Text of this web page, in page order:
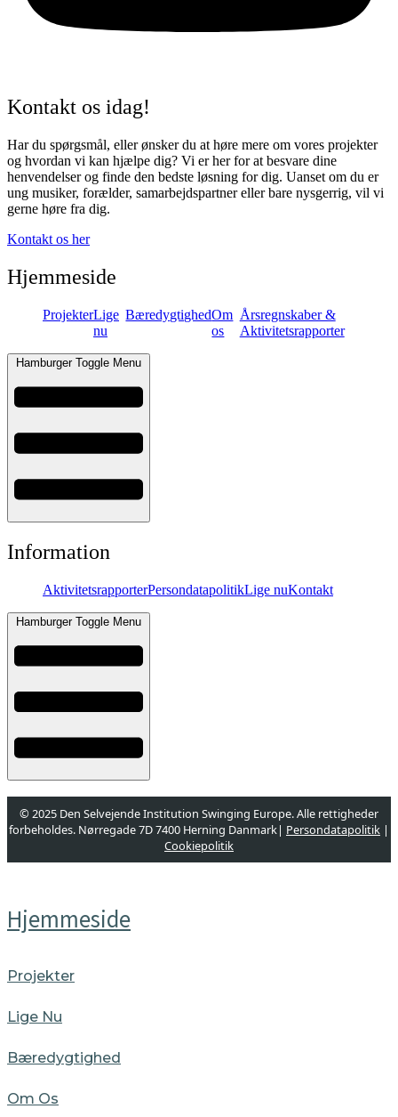
Kontakt os idag!
Har du spørgsmål, eller ønsker du at høre mere om vores projekter
og hvordan vi kan hjælpe dig? Vi er her for at besvare dine
henvendelser og finde den bedste løsning for dig. Uanset om du er
ung musiker, forælder, samarbejdspartner eller bare nysgerrig, vil vi
gerne høre fra dig.
Kontakt os her
Hjemmeside
ProjekterLige
nu
BæredygtighedOm
os
Årsregnskaber &
Aktivitetsrapporter
Hamburger Toggle Menu
Information
AktivitetsrapporterPersondatapolitikLige nuKontakt
Hamburger Toggle Menu
© 2025 Den Selvejende Institution Swinging Europe. Alle rettigheder
forbeholdes. Nørregade 7D 7400 Herning Danmark| Persondatapolitik |
Cookiepolitik
Hjemmeside
Projekter
Lige Nu
Bæredygtighed
Om Os